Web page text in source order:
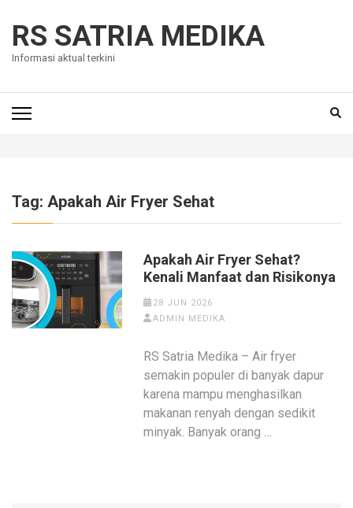
content
(Press
RS SATRIA MEDIKA
Informasi aktual terkini
Tag: Apakah Air Fryer Sehat
Apakah Air Fryer Sehat?
Kenali Manfaat dan Risikonya
28 JUN 2026
ADMIN MEDIKA
RS Satria Medika – Air fryer
semakin populer di banyak dapur
karena mampu menghasilkan
makanan renyah dengan sedikit
minyak. Banyak orang …